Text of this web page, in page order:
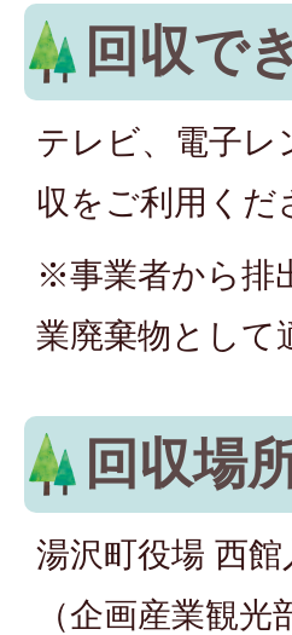
回収で
テレビ、電子レ
収をご利用くだ
※事業者から排
業廃棄物として
回収場
湯沢町役場 西
（企画産業観光